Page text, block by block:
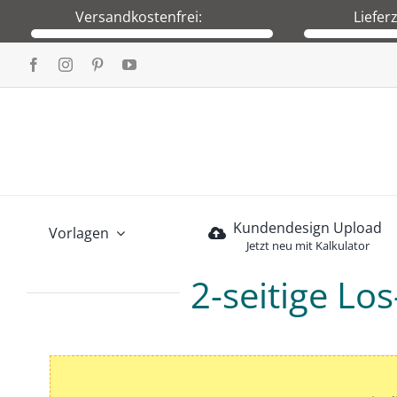
content
Versandkostenfrei:
Wir versenden versandkostenfrei innerhalb
von Deutschland und auch nach Österreich.
Produktion
Vorlagen Kundendesign Upload
Jetzt neu mit Kalkulator
2-seitige